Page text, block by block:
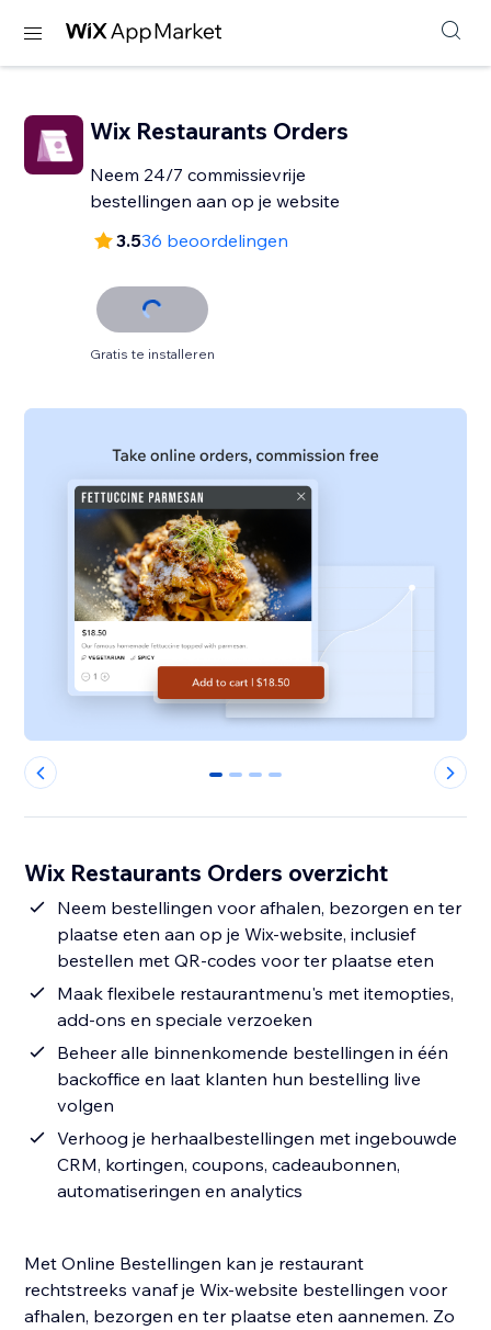
Wix Restaurants Orders
Neem 24/7 commissievrije
bestellingen aan op je website
3.536 beoordelingen
Gratis te installeren
0 1 2 3
Wix Restaurants Orders overzicht
Neem bestellingen voor afhalen, bezorgen en ter
plaatse eten aan op je Wix-website, inclusief
bestellen met QR-codes voor ter plaatse eten
Maak flexibele restaurantmenu's met itemopties,
add‑ons en speciale verzoeken
Beheer alle binnenkomende bestellingen in één
backoffice en laat klanten hun bestelling live
volgen
Verhoog je herhaalbestellingen met ingebouwde
CRM, kortingen, coupons, cadeaubonnen,
automatiseringen en analytics
Met Online Bestellingen kan je restaurant
rechtstreeks vanaf je Wix-website bestellingen voor
afhalen, bezorgen en ter plaatse eten aannemen. Zo